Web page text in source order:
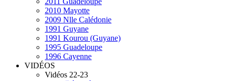
2010 Mayotte
2009 Nlle Calédonie
1991 Guyane
1991 Kourou (Guyane)
1995 Guadeloupe
1996 Cayenne
VIDÉOS
Vidéos 22-23